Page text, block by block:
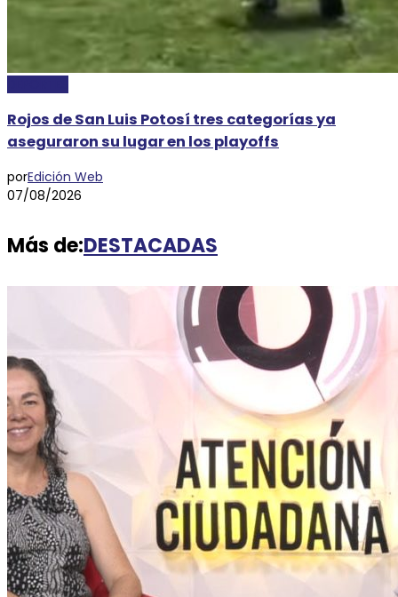
Rojos de San Luis Potosí tres categorías ya
aseguraron su lugar en los playoffs
porEdición Web
07/08/2026
Más de:DESTACADAS